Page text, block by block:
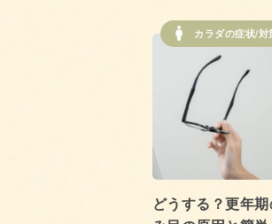
カラダの症状/対
どうする？更年